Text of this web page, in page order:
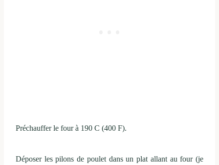
Préchauffer le four à 190 C (400 F).
Déposer les pilons de poulet dans un plat allant au four (je